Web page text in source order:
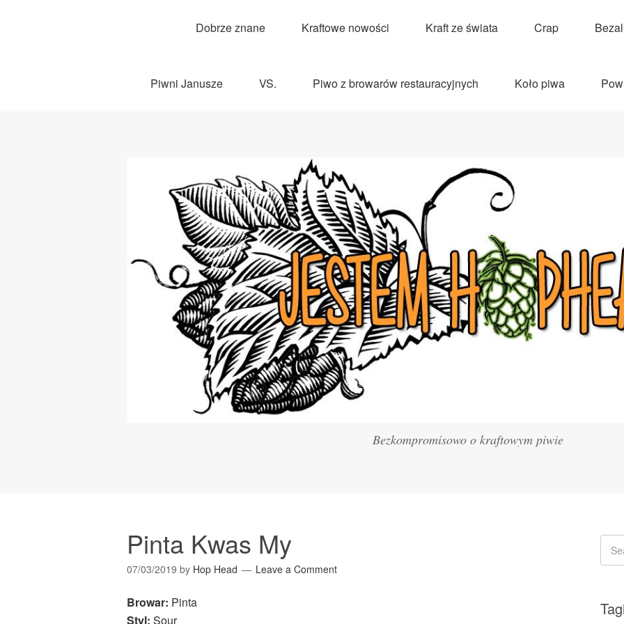
Dobrze znane Kraftowe nowości Kraft ze świata Crap
Piwni Janusze VS. Piwo z browarów restauracyjnych Koło piwa
Bezkompromisowo o kraftowym piwie
Pinta Kwas My
07/03/2019 by Hop Head Leave a Comment
Browar: Pinta
Styl: Sour